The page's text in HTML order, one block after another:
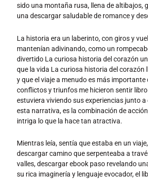
sido una montaña rusa, llena de altibajos,
una descargar saludable de romance y
La historia era un laberinto, con giros y
mantenían adivinando, como un
divertido La curiosa historia del corazón
que la vida La curiosa historia del corazón
y que el viaje a menudo es más importante
conflictos y triunfos me hicieron sentir
estuviera viviendo sus experiencias junto a
esta narrativa, es la combinación de
intriga lo que la hace tan atractiva.
Mientras leía, sentía que estaba en un
descargar camino que serpenteaba a
valles, descargar ebook paso revelando
su rica imaginería y lenguaje evocador, el